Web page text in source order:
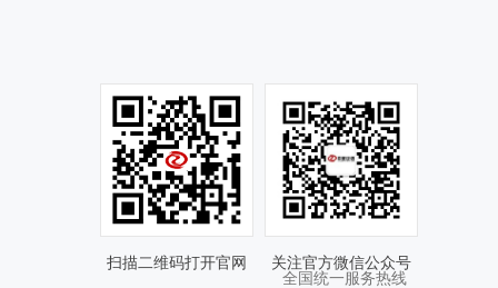
扫描二维码打开官网
关注官方微信公众号
全国统一服务热线